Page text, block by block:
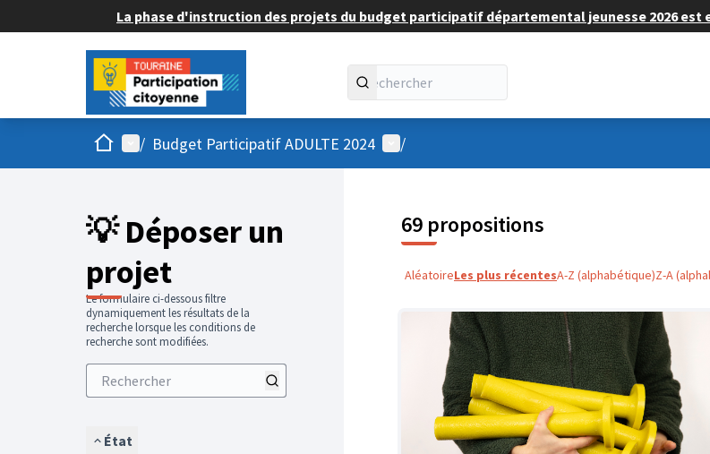
La phase d'instruction des projets du budget participatif départemental jeunesse 2026 est
AccueilMenu principal
/ Budget Participatif ADULTE 2024 Menu utilisateur
/
💡 Déposer un
projet
Le formulaire ci-dessous filtre
dynamiquement les résultats de la
recherche lorsque les conditions de
recherche sont modifiées.
État
69 propositions
AléatoireLes plus récentesA-Z (alphabétique)Z-A